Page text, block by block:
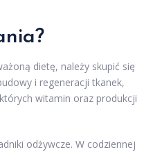
dietę, należy skupić się
i regeneracji tkanek,
witamin oraz produkcji
odżywcze. W codziennej